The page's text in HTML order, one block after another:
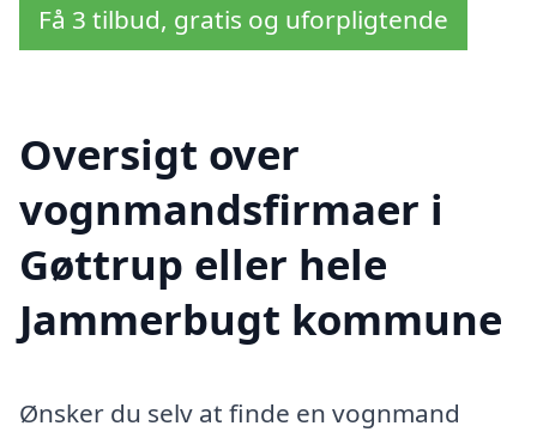
Få 3 tilbud, gratis og uforpligtende
Oversigt over
vognmandsfirmaer i
Gøttrup eller hele
Jammerbugt kommune
Ønsker du selv at finde en vognmand